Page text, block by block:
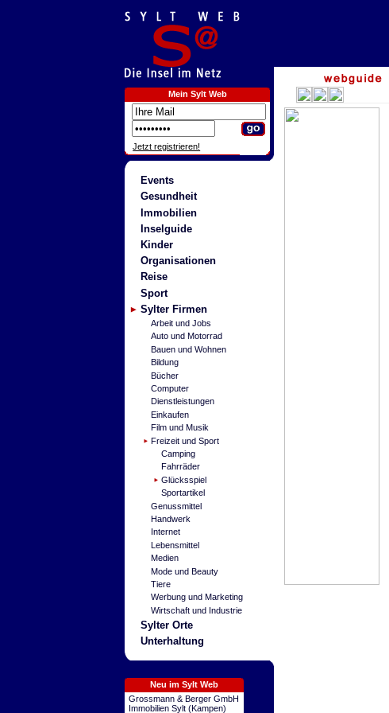
Mein Sylt Web
Jetzt registrieren!
Events
Gesundheit
Immobilien
Inselguide
Kinder
Organisationen
Reise
Sport
Sylter Firmen
Arbeit und Jobs
Auto und Motorrad
Bauen und Wohnen
Bildung
Bücher
Computer
Dienstleistungen
Einkaufen
Film und Musik
Freizeit und Sport
Camping
Fahrräder
Glücksspiel
Sportartikel
Genussmittel
Handwerk
Internet
Lebensmittel
Medien
Mode und Beauty
Tiere
Werbung und Marketing
Wirtschaft und Industrie
Sylter Orte
Unterhaltung
Neu im Sylt Web
Grossmann & Berger GmbH
Immobilien Sylt (Kampen)